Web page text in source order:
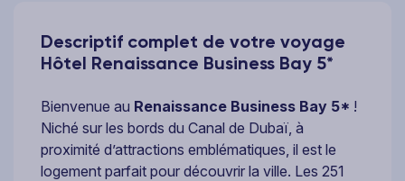
Descriptif complet de votre voyage
Hôtel Renaissance Business Bay 5*
Bienvenue au Renaissance Business Bay 5* !
Niché sur les bords du Canal de Dubaï, à
proximité d’attractions emblématiques, il est le
logement parfait pour découvrir la ville. Les 251